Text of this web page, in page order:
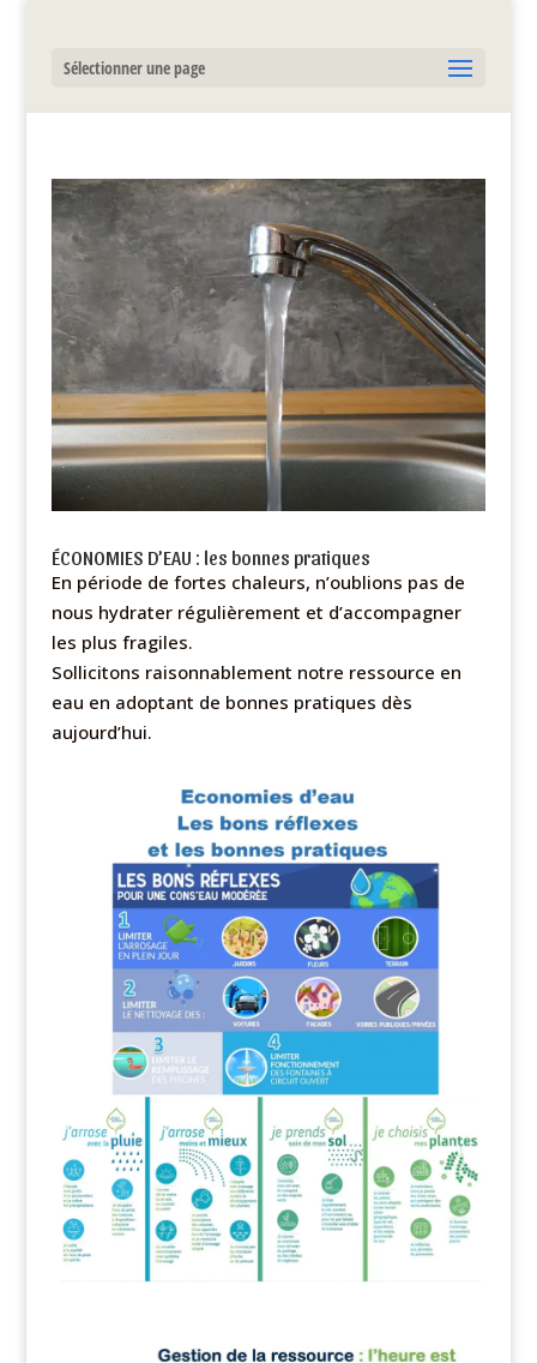
Sélectionner une page
ÉCONOMIES D’EAU : les bonnes pratiques
En période de fortes chaleurs, n’oublions pas de
nous hydrater régulièrement et d’accompagner
les plus fragiles.
Sollicitons raisonnablement notre ressource en
eau en adoptant de bonnes pratiques dès
aujourd’hui.